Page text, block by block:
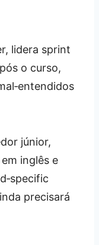
lidera sprint
o curso,
júnior,
inglês e
precisará